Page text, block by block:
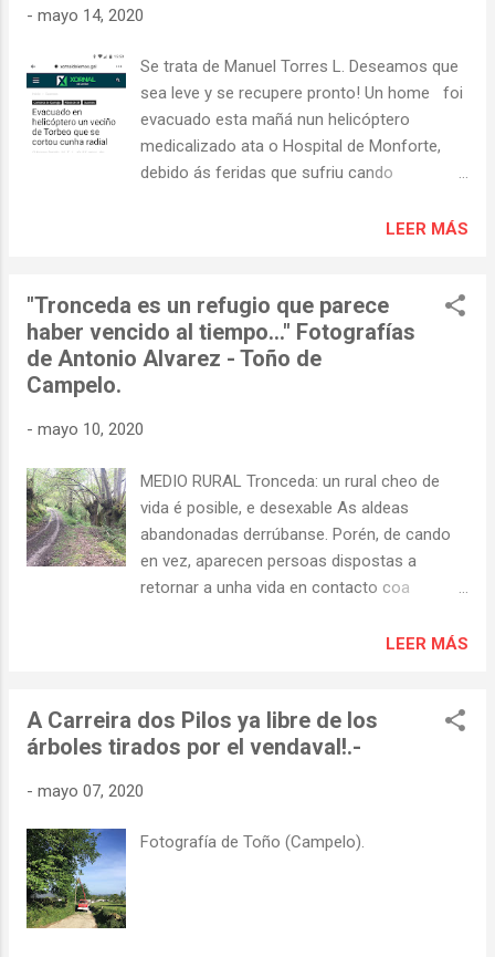
- mayo 14, 2020
Se trata de Manuel Torres L. Deseamos que
sea leve y se recupere pronto! Un home foi
evacuado esta mañá nun helicóptero
medicalizado ata o Hospital de Monforte,
debido ás feridas que sufriu cando
Ao fío das 10:00 horas, a súa dona chamou
nos Vilares, Torbeo, no concello de Ribas de
Sil. Decontado, os xestores do 112, tras
recibir a chamada pasaron aviso ao Servizo
paciente. Os axentes da Garda Civil, os
de Protección Civil da localidade tamén
foron informados dos feitos polo 112
Galicia.
LEER MÁS
"Tronceda es un refugio que parece
haber vencido al tiempo..." Fotografías
de Antonio Alvarez - Toño de
Campelo.
- mayo 10, 2020
MEDIO RURAL Tronceda: un rural cheo de
vida é posible, e desexable As aldeas
abandonadas derrúbanse. Porén, de cando
en vez, aparecen persoas dispostas a
retornar a unha vida en contacto coa
atopamos persoas habitando o rural dun
www.elsaltodiario.com/rural/tronceda
Tronceda parece unha aldea parada no
pedra, por camiños sen asfaltar, mentres a
esta sensación. Porén, non hai nada máis
LEER MÁS
A Carreira dos Pilos ya libre de los
árboles tirados por el vendaval!.-
- mayo 07, 2020
Fotografía de Toño (Campelo).